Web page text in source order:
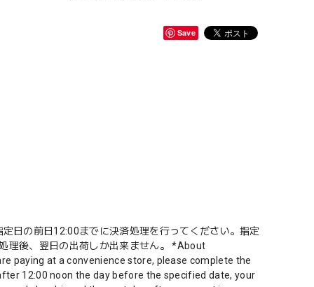
Save
日の前日12:00までに決済処理を行ってください。指定
理後、翌日の出荷しか出来ません。 *About
paying at a convenience store, please complete the
12:00 noon the day before the specified date, your